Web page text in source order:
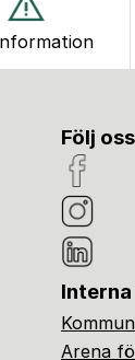
Följ
Arena